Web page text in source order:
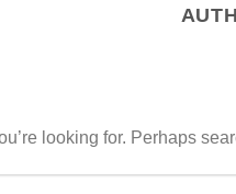
looking for. Perhaps